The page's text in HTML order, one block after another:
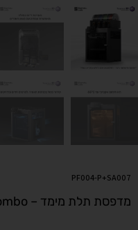
PF004-P+SA007
מדפסת תלת מימד – Bambu Lab X2D Combo